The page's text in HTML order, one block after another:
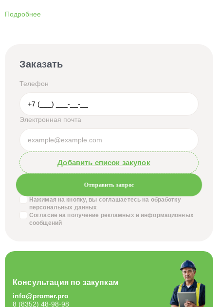
Подробнее
Заказать
Телефон
Электронная почта
Добавить список закупок
Отправить запрос
Нажимая на кнопку, вы соглашаетесь на обработку
персональных данных
Согласие на получение рекламных и информационных
сообщений
Консультация по закупкам
info@promer.pro
8 (8352) 48-98-98